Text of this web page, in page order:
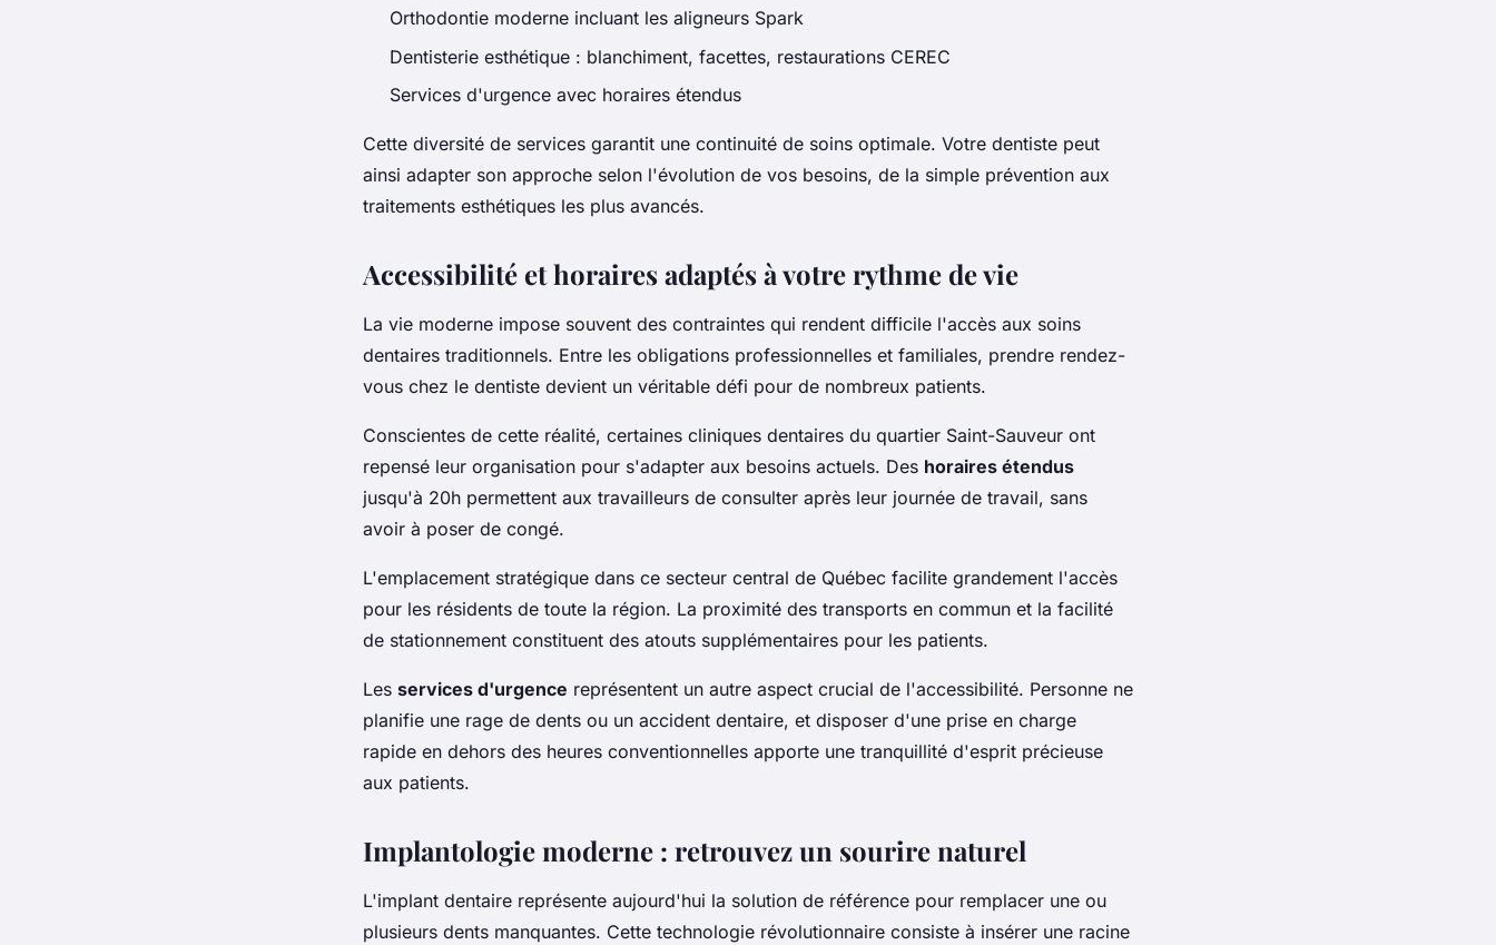
Orthodontie moderne incluant les aligneurs Spark
Dentisterie esthétique : blanchiment, facettes, restaurations CEREC
Services d'urgence avec horaires étendus
Cette diversité de services garantit une continuité de soins optimale. Votre dentiste peut
ainsi adapter son approche selon l'évolution de vos besoins, de la simple prévention aux
traitements esthétiques les plus avancés.
Accessibilité et horaires adaptés à votre rythme de vie
La vie moderne impose souvent des contraintes qui rendent difficile l'accès aux soins
dentaires traditionnels. Entre les obligations professionnelles et familiales, prendre rendez-
vous chez le dentiste devient un véritable défi pour de nombreux patients.
Conscientes de cette réalité, certaines cliniques dentaires du quartier Saint-Sauveur ont
repensé leur organisation pour s'adapter aux besoins actuels. Des horaires étendus
jusqu'à 20h permettent aux travailleurs de consulter après leur journée de travail, sans
avoir à poser de congé.
L'emplacement stratégique dans ce secteur central de Québec facilite grandement l'accès
pour les résidents de toute la région. La proximité des transports en commun et la facilité
de stationnement constituent des atouts supplémentaires pour les patients.
Les services d'urgence représentent un autre aspect crucial de l'accessibilité. Personne ne
planifie une rage de dents ou un accident dentaire, et disposer d'une prise en charge
rapide en dehors des heures conventionnelles apporte une tranquillité d'esprit précieuse
aux patients.
Implantologie moderne : retrouvez un sourire naturel
L'implant dentaire représente aujourd'hui la solution de référence pour remplacer une ou
plusieurs dents manquantes. Cette technologie révolutionnaire consiste à insérer une racine